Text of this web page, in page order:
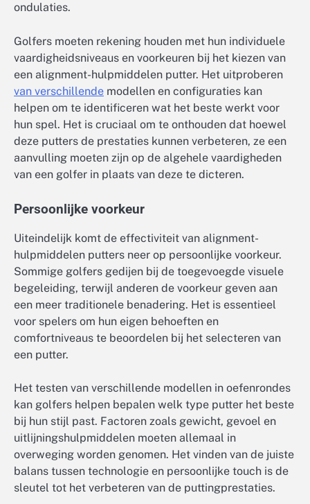
ondulaties.
Golfers moeten rekening houden met hun individuele
vaardigheidsniveaus en voorkeuren bij het kiezen van
een alignment-hulpmiddelen putter. Het uitproberen
van verschillende modellen en configuraties kan
helpen om te identificeren wat het beste werkt voor
hun spel. Het is cruciaal om te onthouden dat hoewel
deze putters de prestaties kunnen verbeteren, ze een
aanvulling moeten zijn op de algehele vaardigheden
van een golfer in plaats van deze te dicteren.
Persoonlijke voorkeur
Uiteindelijk komt de effectiviteit van alignment-
hulpmiddelen putters neer op persoonlijke voorkeur.
Sommige golfers gedijen bij de toegevoegde visuele
begeleiding, terwijl anderen de voorkeur geven aan
een meer traditionele benadering. Het is essentieel
voor spelers om hun eigen behoeften en
comfortniveaus te beoordelen bij het selecteren van
een putter.
Het testen van verschillende modellen in oefenrondes
kan golfers helpen bepalen welk type putter het beste
bij hun stijl past. Factoren zoals gewicht, gevoel en
uitlijningshulpmiddelen moeten allemaal in
overweging worden genomen. Het vinden van de juiste
balans tussen technologie en persoonlijke touch is de
sleutel tot het verbeteren van de puttingprestaties.